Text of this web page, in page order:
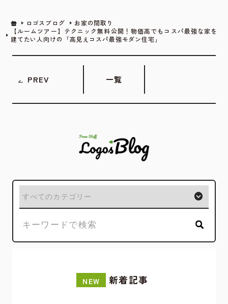
NEW 新着記事
PREV 一覧
ロゴスブログ
お家の間取り
【ルームツアー】テクニック無料公開！物価高でもコスパ最強な家を
建てたい人向けの「高見えコスパ最強モダン住宅」